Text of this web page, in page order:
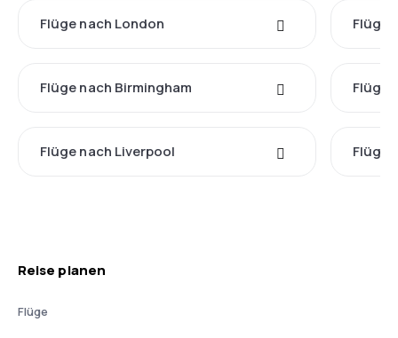
Flüge nach London Flüge
Flüge nach Birmingham Flüge
Flüge nach Liverpool Flüge
Reise planen
Flüge